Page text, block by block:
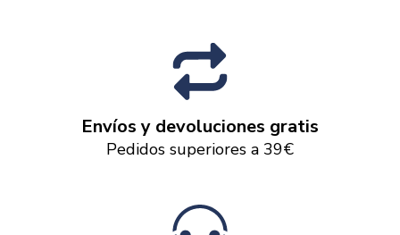
Envíos y devoluciones gratis
Pedidos superiores a 39€